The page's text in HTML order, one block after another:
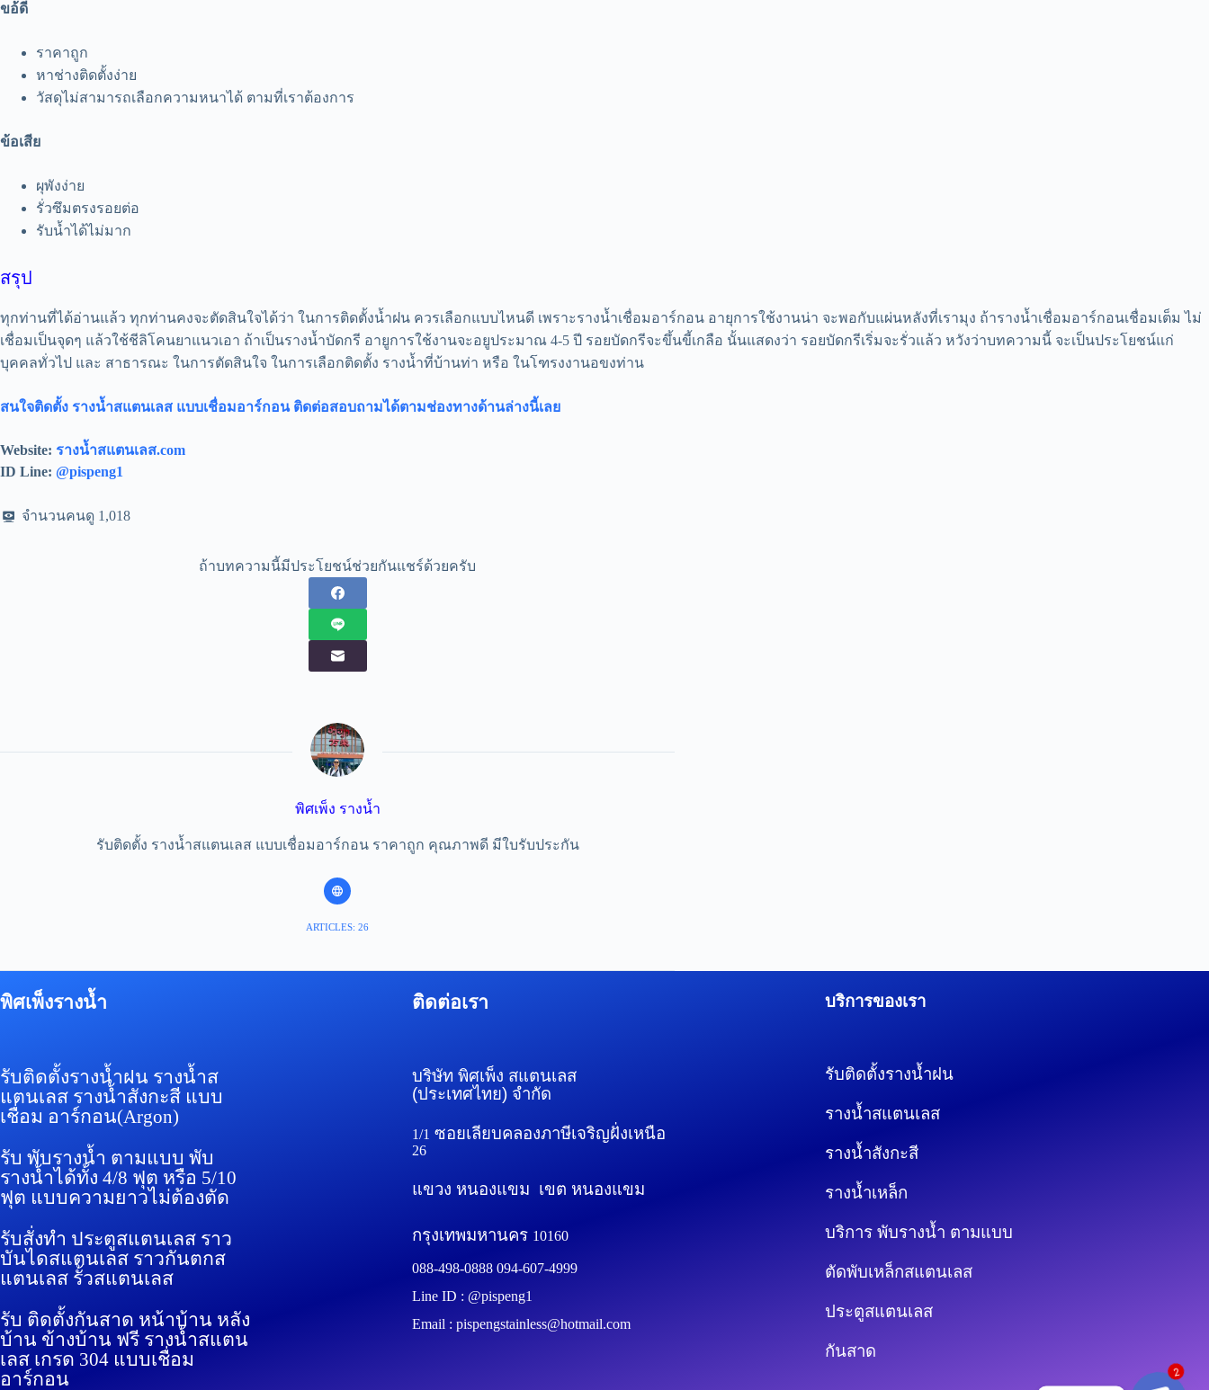
ขอ้ดี
ราคาถูก
หาช่างติดตั้งง่าย
วัสดุไม่สามารถเลือกความหนาได้ ตามที่เราต้องการ
ข้อเสีย
ผุพังง่าย
รั่วซึมตรงรอยต่อ
รับน้ำได้ไม่มาก
สรุป
ทุกท่านที่ได้อ่านแล้ว ทุกท่านคงจะตัดสินใจได้ว่า ในการติดตั้งน้ำฝน ควรเลือกแบบไหนดี เพราะรางน้ำเชื่อมอาร์กอน อายุการใช้งานน่า จะพอกับแผ่นหลังที่เรามุง ถ้ารางน้ำเชื่อมอาร์กอนเชื่อมเต็ม ไม่
เชื่อมเป็นจุดๆ แล้วใช้ชีลิโคนยาแนวเอา ถ้าเป็นรางน้ำบัดกรี อายูการใช้งานจะอยูประมาณ 4-5 ปี รอยบัดกรีจะขึ้นขี้เกลือ นั้นแสดงว่า รอยบัดกรีเริ่มจะรั่วแล้ว หวังว่าบทความนี้ จะเป็นประโยชน์แก่
บุคคลทั่วไป และ สาธารณะ ในการตัดสินใจ ในการเลือกติดตั้ง รางน้ำที่บ้านท่า หรือ ในโฑรงงานอขงท่าน
สนใจติดตั้ง รางน้ำสแตนเลส แบบเชื่อมอาร์กอน ติดต่อสอบถามได้ตามช่องทางด้านล่างนี้เลย
Website: รางน้ำสแตนเลส.com
ID Line: @pispeng1
จำนวนคนดู 1,018
ถ้าบทความนี้มีประโยชน์ช่วยกันแชร์ด้วยครับ
พิศเพ็ง รางน้ำ
รับติดตั้ง รางน้ำสแตนเลส แบบเชื่อมอาร์กอน ราคาถูก คุณภาพดี มีใบรับประกัน
ARTICLES: 26
พิศเพ็งรางน้ำ
รับติดตั้งรางน้ำฝน รางน้ำส
แตนเลส รางน้ำสังกะสี แบบ
เชื่อม อาร์กอน(Argon)
รับ พับรางน้ำ ตามแบบ พับ
รางน้ำได้ทั้ง 4/8 ฟุต หรือ 5/10
ฟุต แบบความยาวไม่ต้องตัด
รับสั่งทำ ประตูสแตนเลส ราว
บันไดสแตนเลส ราวกันตกส
แตนเลส รั้วสแตนเลส
รับ ติดตั้งกันสาด หน้าบ้าน หลัง
บ้าน ข้างบ้าน ฟรี รางน้ำสแตน
เลส เกรด 304 แบบเชื่อม
อาร์กอน
ติดต่อเรา
บริษัท พิศเพ็ง สแตนเลส
(ประเทศไทย) จำกัด
1/1 ซอยเลียบคลองภาษีเจริญฝั่งเหนือ
26
แขวง หนองแขม เขต หนองแขม
กรุงเทพมหานคร 10160
088-498-0888 094-607-4999
Line ID : @pispeng1
Email : pispengstainless@hotmail.com
บริการของเรา
รับติดตั้งรางน้ำฝน
รางน้ำสแตนเลส
รางน้ำสังกะสี
รางน้ำเหล็ก
บริการ พับรางน้ำ ตามแบบ
ตัดพับเหล็กสแตนเลส
ประตูสแตนเลส
กันสาด
2